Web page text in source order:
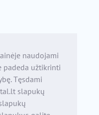
naudojami
padeda užtikrinti
Tęsdami
slapukų